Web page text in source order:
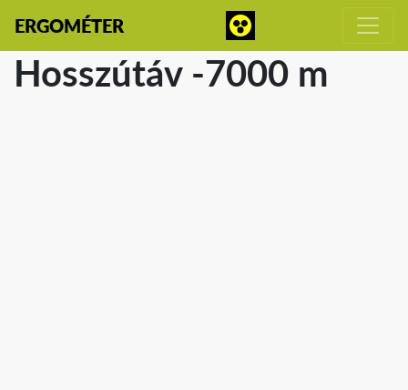
ERGOMÉTER
Hosszútáv -7000 m